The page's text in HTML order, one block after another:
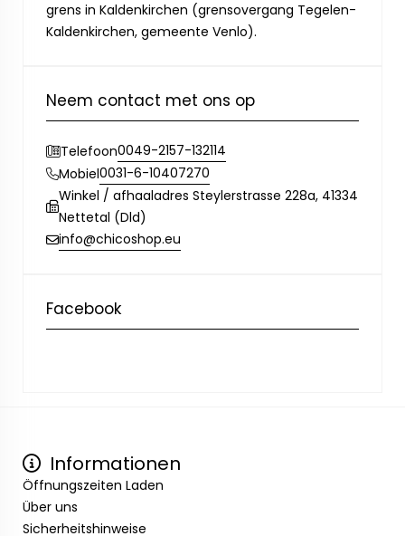
grens in Kaldenkirchen (grensovergang Tegelen-
Kaldenkirchen, gemeente Venlo).
Neem contact met ons op
Telefoon0049-2157-132114
Mobiel0031-6-10407270
Winkel / afhaaladres Steylerstrasse 228a, 41334
Nettetal (Dld)
info@chicoshop.eu
Facebook
Informationen
Öffnungszeiten Laden
Über uns
Sicherheitshinweise